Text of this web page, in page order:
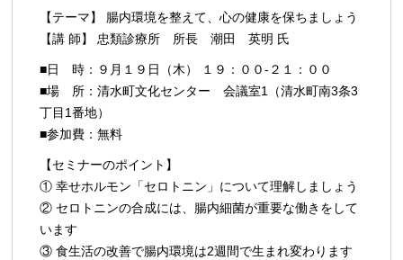
イ
ベ
ン
ト
ナ
ビ
ゲ
ー
シ
ョ
ン
【テーマ】 腸内環境を整えて、心の健康を保ちましょう
【講 師】 忠類診療所 所長 潮田 英明 氏
■日 時：９月１９日（木） １９：００-２１：００
■場 所：清水町文化センター 会議室1（清水町南3条3
丁目1番地）
■参加費：無料
【セミナーのポイント】
① 幸せホルモン「セロトニン」について理解しましょう
② セロトニンの合成には、腸内細菌が重要な働きをして
います
③ 食生活の改善で腸内環境は2週間で生まれ変わります